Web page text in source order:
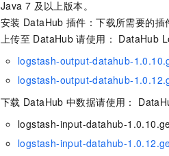
Java 7 及以上版本。
安装 DataHub 插件：下载所需要的插
上传至 DataHub 请使用： DataHub
logstash-output-datahub-
logstash-output-datahub-
下载 DataHub 中数据请使用：
logstash-input-datahub-
logstash-input-datahub-